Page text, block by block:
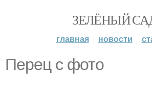
ЗЕЛЁНЫЙ
главная новости
Перец с фото